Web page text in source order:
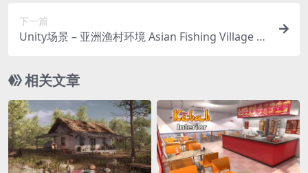
下一篇
Unity场景 – 亚洲渔村环境 Asian Fishing Village E
相关文章